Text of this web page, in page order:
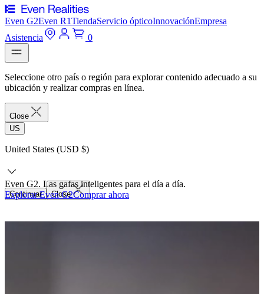
Even G2Even R1TiendaServicio ópticoInnovaciónEmpresa
Asistencia
0
Seleccione otro país o región para explorar contenido adecuado a su
ubicación y realizar compras en línea.
Close
US
United States (USD $)
Continuar Close
Even G2. Las gafas inteligentes para el día a día.
Explorar Even G2Comprar ahora